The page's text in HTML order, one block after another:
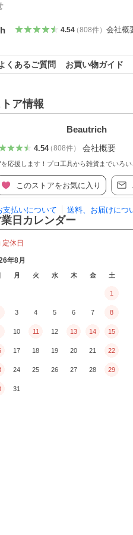
4.54（808件） 会社概
くあるご質問 お買い物ガイド
ア情報
Beautrich
4.54（808件） 会社概要
を応援します！プロ工具から雑貨までいろ
このストアをお気に入り
支払いについて 送料、お届けにつ
日カレンダー
定休日
年8月
月 火 水 木 金 土
1
3 4 5 6 7 8
10 11 12 13 14 15
17 18 19 20 21 22
24 25 26 27 28 29
31